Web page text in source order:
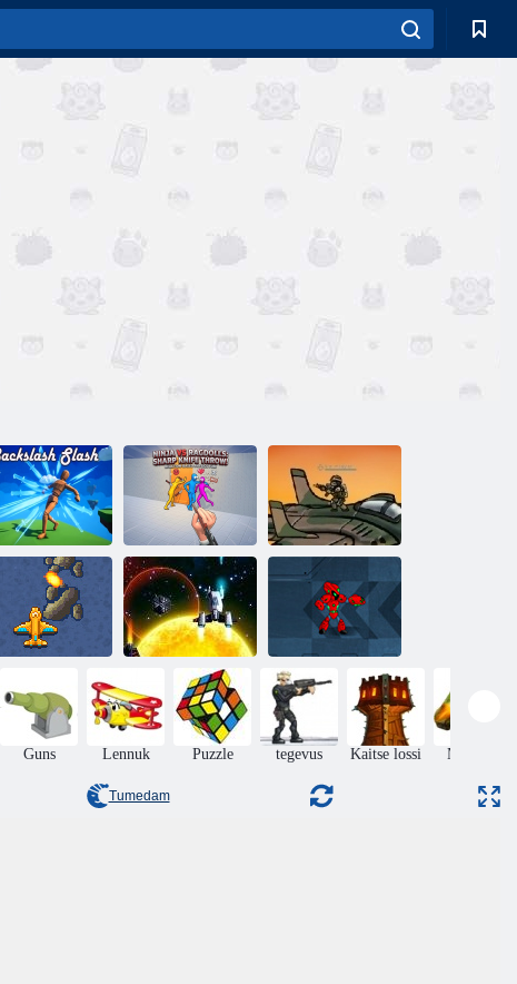
Kaldkriips
Kaldkriips
Ninja vs
Ragdolls: terav
noavise!
Strike Force
Heroes 1
River Raider Vaade
Super Võitlus
robotid Defense
Guns Lennuk Puzzle tegevus Kaitse lossi
Mahutid
Tumedam